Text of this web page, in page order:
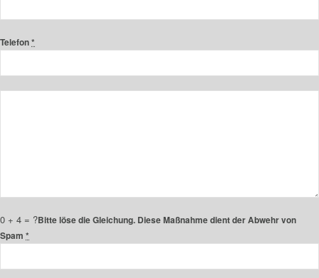
Telefon*
0 + 4 = ?Bitte löse die Gleichung. Diese Maßnahme dient der Abwehr von
Spam *